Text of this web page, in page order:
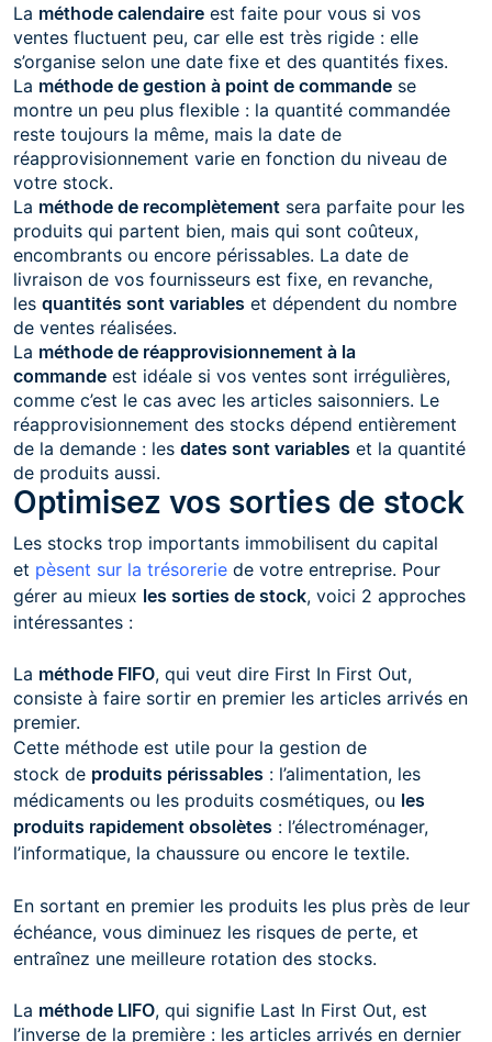
La méthode calendaire est faite pour vous si vos
ventes fluctuent peu, car elle est très rigide : elle
s’organise selon une date fixe et des quantités fixes.
La méthode de gestion à point de commande se
montre un peu plus flexible : la quantité commandée
reste toujours la même, mais la date de
réapprovisionnement varie en fonction du niveau de
votre stock.
La méthode de recomplètement sera parfaite pour les
produits qui partent bien, mais qui sont coûteux,
encombrants ou encore périssables. La date de
livraison de vos fournisseurs est fixe, en revanche,
les quantités sont variables et dépendent du nombre
de ventes réalisées.
La méthode de réapprovisionnement à la
commande est idéale si vos ventes sont irrégulières,
comme c’est le cas avec les articles saisonniers. Le
réapprovisionnement des stocks dépend entièrement
de la demande : les dates sont variables et la quantité
de produits aussi.
Optimisez vos sorties de stock
Les stocks trop importants immobilisent du capital
et pèsent sur la trésorerie de votre entreprise. Pour
gérer au mieux les sorties de stock, voici 2 approches
intéressantes :
La méthode FIFO, qui veut dire First In First Out,
consiste à faire sortir en premier les articles arrivés en
premier.
Cette méthode est utile pour la gestion de
stock de produits périssables : l’alimentation, les
médicaments ou les produits cosmétiques, ou les
produits rapidement obsolètes : l’électroménager,
l’informatique, la chaussure ou encore le textile.
En sortant en premier les produits les plus près de leur
échéance, vous diminuez les risques de perte, et
entraînez une meilleure rotation des stocks.
La méthode LIFO, qui signifie Last In First Out, est
l’inverse de la première : les articles arrivés en dernier